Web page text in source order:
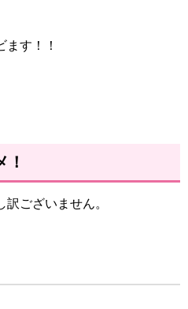
す！！
！
ございません。